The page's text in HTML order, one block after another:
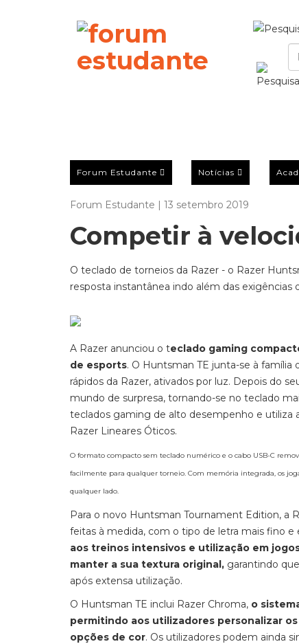
Forum Estudante Notícias
Forum Estudante | 13 setembro 2019
Competir à
O teclado de torneios da Razer - o Razer
resposta instantânea indo além das exigências
A Razer anunciou o teclado gaming
de esports. O Huntsman TE junta-se à
rápidos da Razer, ativados por luz. Depois do
mundo de surpresa, tornando-se no teclado
teclados gaming de alto desempenho e utiliza
Razer Lineares Óticos.
O formato compacto sem teclado numérico e o cabo USB-C
facilmente para qualquer torneio. Com memória integrada, os
qualquer lado.
Para o novo Huntsman Tournament Edition, a
feitas à medida, com o tipo de letra mais fino
aos treinos intensivos e utilização em
manter a sua textura original, garantindo
após extensa utilização.
O Huntsman TE inclui Razer Chroma, o
permitindo aos utilizadores personalizar
opções de cor. Os utilizadores podem ainda